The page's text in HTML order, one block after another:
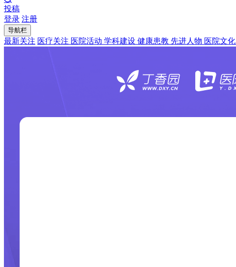
投稿
登录 注册
导航栏
最新关注 医疗关注 医院活动 学科建设 健康患教 先进人物 医院文化